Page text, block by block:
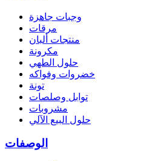
وجبات جاهزة
مرقات
منتجات ألبان
مكرونة
حلول الطهي
خضروات وفواكه
تونة
توابل وصلصات
مشروبات
حلول البيع الآلي
الوصفات